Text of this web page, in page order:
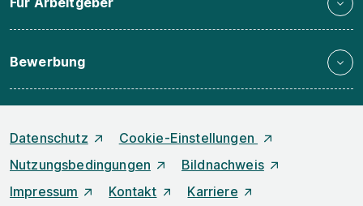
Bewerbung
Datenschutz
Cookie-Einstellungen
Nutzungsbedingungen
Bildnachweis
Impressum
Kontakt Karriere